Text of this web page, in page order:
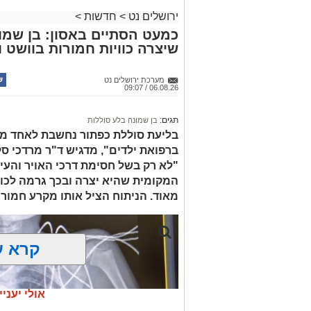
בפעילות בלשי תחנת לב הבירה שביצעו
החשודים הועברו לחקירה, ובית
לתאריך 6.8.26.
בפעילות נוספת של בלשי תחנת בית
בסחר בסמים, זוהו על פי החשד שתי
העיר ירושלים נעצרה והועברה להמשיך
מעצרם של החשודים הוארך בבית המשפט.
ירושלים נט > חדשות >
כמעט הסתיים באסון: בן
שיצרה כוויות חמורות בוושט
מערכת ירושלים נט
06.08.26 / 09:07
תגים: בן שמונה בלע סוללות
בליעת סוללת כפתור נחשבת לאחד
ברפואת ילדים", מדגיש ד"ר מרדכי
"לא רק בשל חסימת דרכי האויר
המקומית שהיא יצרה ובכך גרמה
מאוד. הניתוח הציל אותו מקרע
קרא
אולי